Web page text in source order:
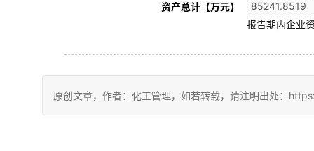
资产总计【万元】
报告期内企业
原创文章，作者：化工管理，如若转载，请注明出处：